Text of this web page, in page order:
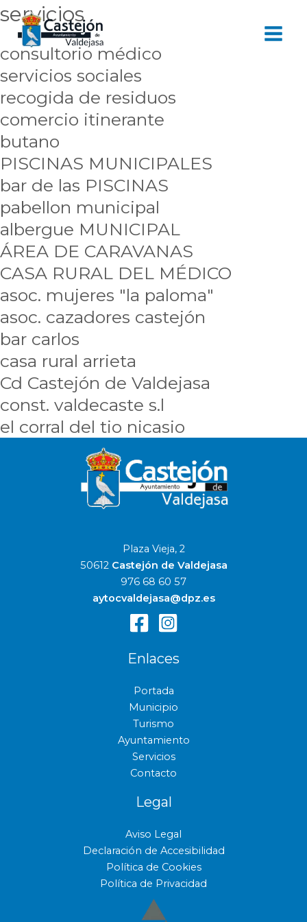
Ir
al
contenido
servicios
consultorio médico
servicios sociales
recogida de residuos
comercio itinerante
butano
PISCINAS MUNICIPALES
bar de las PISCINAS
pabellon municipal
albergue MUNICIPAL
ÁREA DE CARAVANAS
CASA RURAL DEL MÉDICO
asoc. mujeres "la paloma"
asoc. cazadores castejón
bar carlos
casa rural arrieta
Cd Castejón de Valdejasa
const. valdecaste s.l
el corral del tio nicasio
Plaza Vieja, 2
50612 Castejón de Valdejasa
976 68 60 57
aytocvaldejasa@dpz.es
Enlaces
Portada
Municipio
Turismo
Ayuntamiento
Servicios
Contacto
Legal
Aviso Legal
Declaración de Accesibilidad
Política de Cookies
Política de Privacidad